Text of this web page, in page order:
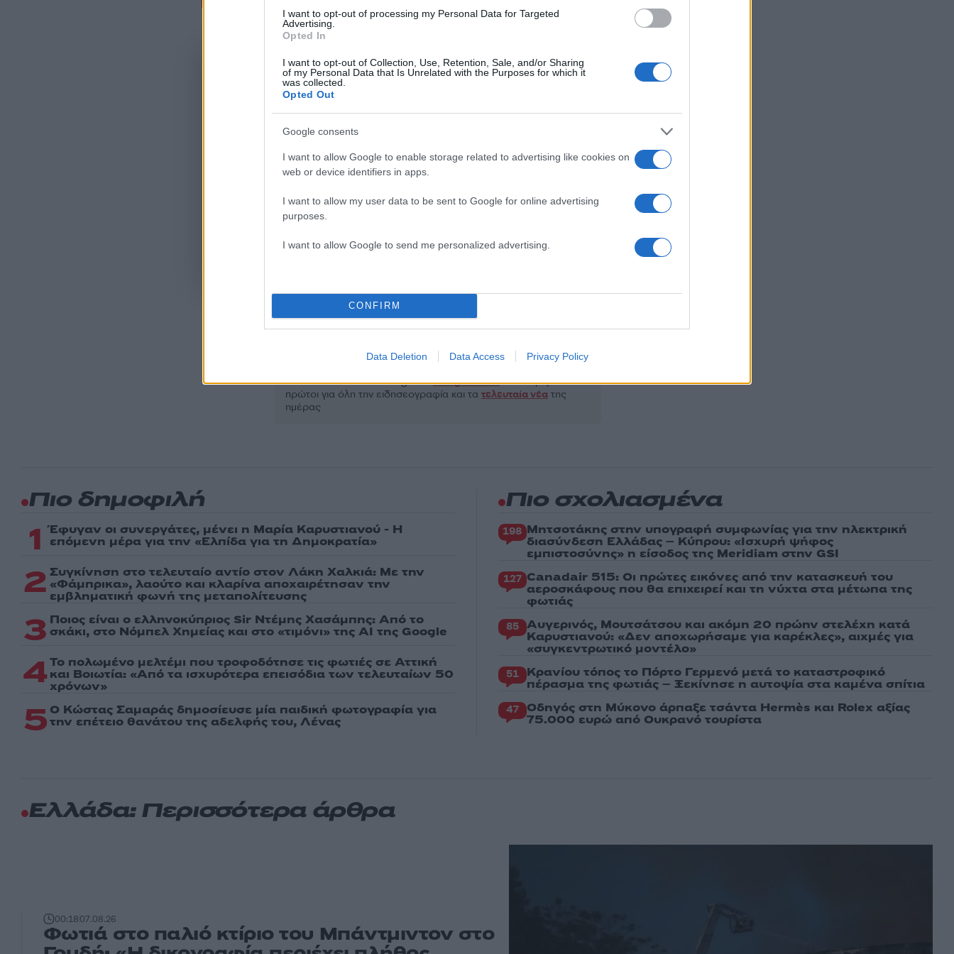
I want to opt-out of processing my Personal Data for Targeted
Advertising.
Opted In
I want to opt-out of Collection, Use, Retention, Sale, and/or Sharing
of my Personal Data that Is Unrelated with the Purposes for which it
was collected.
Opted Out
Google consents
I want to allow Google to enable storage related to advertising like cookies on
web or device identifiers in apps.
I want to allow my user data to be sent to Google for online advertising
purposes.
I want to allow Google to send me personalized advertising.
CONFIRM
Data Deletion Data Access Privacy Policy
Σχολίασε εδώ
2000 /2000
ΚΑΡΧΑΡΙΑΣ
ΛΟΥΤΡΑ ΩΡΑΙΑΣ ΕΛΕΝΗΣ
Ακολουθήστε το Νewsit.gr στοGoogle Newsκαι ενημερωθείτε
πρώτοι για όλη την ειδησεογραφία και τα τελευταία νέατης
ημέρας
Πιο δημοφιλή
1 Έφυγαν οι συνεργάτες, μένει η Μαρία Καρυστιανού - Η
επόμενη μέρα για την «Ελπίδα για τη Δημοκρατία»
2 Συγκίνηση στο τελευταίο αντίο στον Λάκη Χαλκιά: Με την
«Φάμπρικα», λαούτο και κλαρίνα αποχαιρέτησαν την
εμβληματική φωνή της μεταπολίτευσης
3 Ποιος είναι ο ελληνοκύπριος Sir Ντέμης Χασάμπης: Από το
σκάκι, στο Νόμπελ Χημείας και στο «τιμόνι» της AI της Google
4Το πολωμένο μελτέμι που τροφοδότησε τις φωτιές σε Αττική
και Βοιωτία: «Από τα ισχυρότερα επεισόδια των τελευταίων 50
χρόνων»
5 Ο Κώστας Σαμαράς δημοσίευσε μία παιδική φωτογραφία για
την επέτειο θανάτου της αδελφής του, Λένας
Πιο σχολιασμένα
198 Μητσοτάκης στην υπογραφή συμφωνίας για την ηλεκτρική
διασύνδεση Ελλάδας – Κύπρου: «Ισχυρή ψήφος
εμπιστοσύνης» η είσοδος της Meridiam στην GSI
127 Canadair 515: Οι πρώτες εικόνες από την κατασκευή του
αεροσκάφους που θα επιχειρεί και τη νύχτα στα μέτωπα της
φωτιάς
85 Αυγερινός, Μουτσάτσου και ακόμη 20 πρώην στελέχη κατά
Καρυστιανού: «Δεν αποχωρήσαμε για καρέκλες», αιχμές για
«συγκεντρωτικό μοντέλο»
51 Κρανίου τόπος το Πόρτο Γερμενό μετά το καταστροφικό
πέρασμα της φωτιάς – Ξεκίνησε η αυτοψία στα καμένα σπίτια
47 Οδηγός στη Μύκονο άρπαξε τσάντα Hermès και Rolex αξίας
75.000 ευρώ από Ουκρανό τουρίστα
Ελλάδα: Περισσότερα άρθρα
00:1807.08.26
Φωτιά στο παλιό κτίριο του Μπάντμιντον στο